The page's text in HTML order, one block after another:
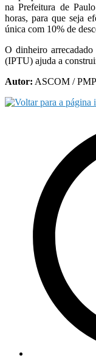
na Prefeitura de
horas, para que seja
única com 10% de
O dinheiro
(IPTU) ajuda a
Autor: ASCOM /